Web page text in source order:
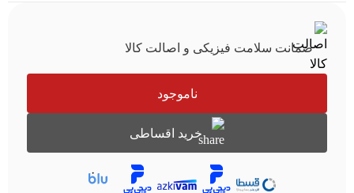
ضمانت سلامت فیزیکی و اصالت کالا
ناموجود
خرید اقساطی